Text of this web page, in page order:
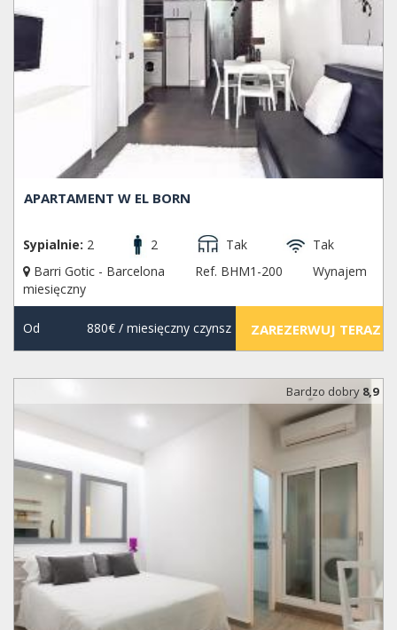
APARTAMENT W EL BORN
Sypialnie: 2 2 Tak
Tak
Barri Gotic - Barcelona
Ref. BHM1-200
Wynajem
miesięczny
Od 880€/ miesięczny czynsz ZAREZERWUJ TERAZ
Bardzo dobry 8,9